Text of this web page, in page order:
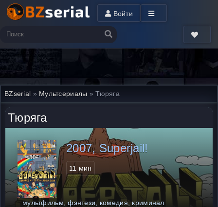
Войти
BZserial » Мультсериалы » Тюряга
Тюряга
2007, Superjail!
11 мин
мультфильм, фэнтези, комедия, криминал